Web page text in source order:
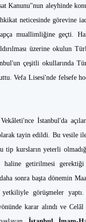
Kanunu"nun aleyhinde
neticesinde görevine
muallimliğine geçti.
üzerine okulun
çeşitli okullarında
Vefa Lisesi'nde felsefe
İstanbul'da
ta­yin edildi. Bu vesile
tip kursla­rın yeterli
getirilmesi gerektiği
sonra başta dönemin
görüşmeler
karar alındı ve